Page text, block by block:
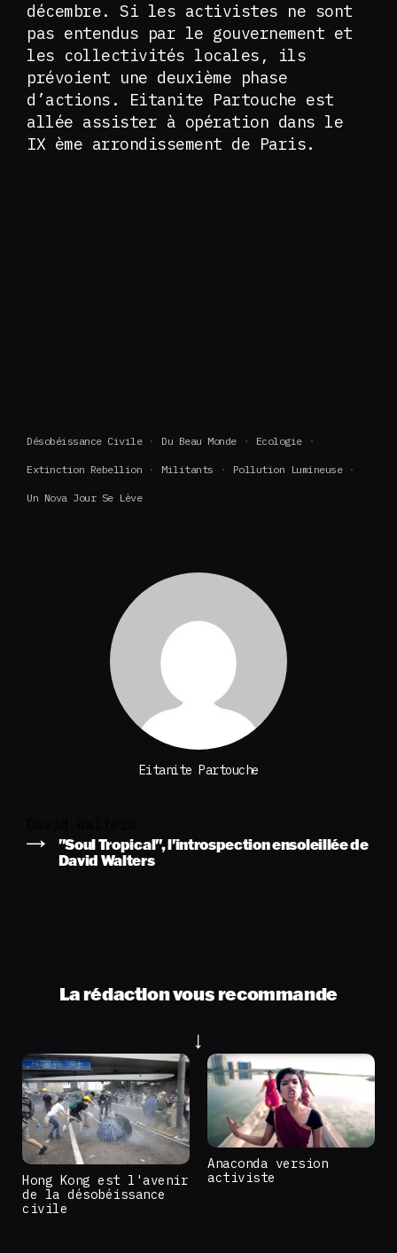
décembre. Si les activistes ne sont
pas entendus par le gouvernement et
les collectivités locales, ils
prévoient une deuxième phase
d’actions. Eitanite Partouche est
allée assister à opération dans le
IX ème arrondissement de Paris.
Désobéissance Civile Du Beau Monde Ecologie
Extinction Rebellion Militants Pollution Lumineuse
Un Nova Jour Se Lève
Eitanite Partouche
"Soul Tropical", l'introspection ensoleillée de
David Walters
La rédaction vous recommande
Hong Kong est l'avenir
de la désobéissance
civile
Anaconda version
activiste